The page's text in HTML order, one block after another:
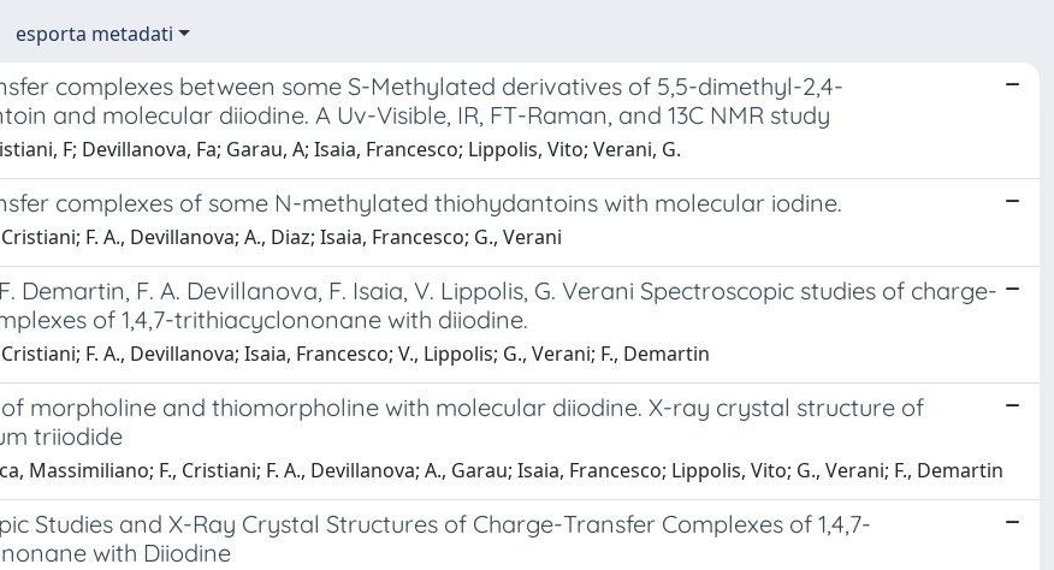
esporta metadati
complexes between some S-Methylated derivatives of 5,5-dimethyl-2,4-
and molecular diiodine. A Uv-Visible, IR, FT-Raman, and 13C NMR study
F; Devillanova, Fa; Garau, A; Isaia, Francesco; Lippolis, Vito; Verani, G.
complexes of some N-methylated thiohydantoins with molecular iodine.
F. A., Devillanova; A., Diaz; Isaia, Francesco; G., Verani
Demartin, F. A. Devillanova, F. Isaia, V. Lippolis, G. Verani Spectroscopic studies of charge-
of 1,4,7-trithiacyclononane with diiodine.
Cristiani; F. A., Devillanova; Isaia, Francesco; V., Lippolis; G., Verani; F., Demartin
morpholine and thiomorpholine with molecular diiodine. X-ray crystal structure of
triiodide
Massimiliano; F., Cristiani; F. A., Devillanova; A., Garau; Isaia, Francesco; Lippolis, Vito; G., Verani; F., Demartin
Studies and X-Ray Crystal Structures of Charge-Transfer Complexes of 1,4,7-
with Diiodine